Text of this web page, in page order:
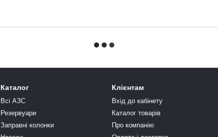
Каталог
Всі АЗС
Резервуари
Заправні колонки
Клієнтам
Вхід до кабінету
Каталог товарів
Про компанію